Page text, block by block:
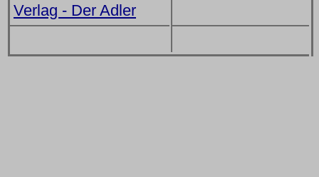
Verlag - Der Adler